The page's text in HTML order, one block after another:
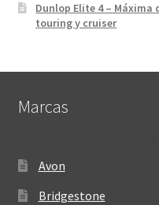
Dunlop Elite 4 –
touring y cruiser
Marcas
Avon
Bridgestone